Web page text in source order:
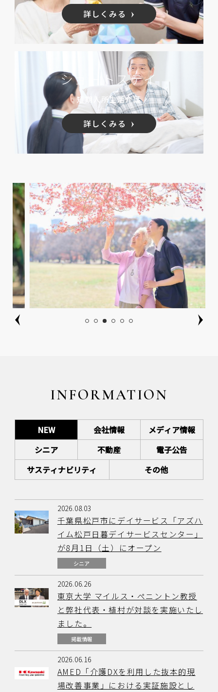
詳しくみる
ショートステイ
短期入所生活介護
詳しくみる
INFORMATION
NEW 会社情報
メディア情報
シニア
不動産
電子公告
サスティナビリティ
その他
2026.08.03
千葉県松戸市にデイサービス「アズハ
イム松戸日暮デイサービスセンター」
が8月1日（土）にオープン
シニア
2026.06.26
東京大学 マイルス・ぺニントン教授
と弊社代表・植村が対談を実施いたし
ました。
掲載情報
2026.06.16
AMED「介護DXを利用した抜本的現
場改善事業」における実証施設とし